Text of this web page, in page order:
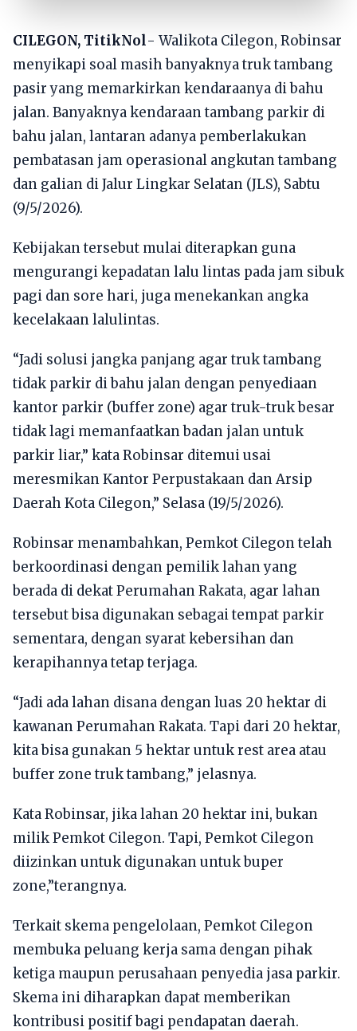
CILEGON, TitikNol- Walikota Cilegon, Robinsar
menyikapi soal masih banyaknya truk tambang
pasir yang memarkirkan kendaraanya di bahu
jalan. Banyaknya kendaraan tambang parkir di
bahu jalan, lantaran adanya pemberlakukan
pembatasan jam operasional angkutan tambang
dan galian di Jalur Lingkar Selatan (JLS), Sabtu
(9/5/2026).
Kebijakan tersebut mulai diterapkan guna
mengurangi kepadatan lalu lintas pada jam sibuk
pagi dan sore hari, juga menekankan angka
kecelakaan lalulintas.
“Jadi solusi jangka panjang agar truk tambang
tidak parkir di bahu jalan dengan penyediaan
kantor parkir (buffer zone) agar truk-truk besar
tidak lagi memanfaatkan badan jalan untuk
parkir liar,” kata Robinsar ditemui usai
meresmikan Kantor Perpustakaan dan Arsip
Daerah Kota Cilegon,” Selasa (19/5/2026).
Robinsar menambahkan, Pemkot Cilegon telah
berkoordinasi dengan pemilik lahan yang
berada di dekat Perumahan Rakata, agar lahan
tersebut bisa digunakan sebagai tempat parkir
sementara, dengan syarat kebersihan dan
kerapihannya tetap terjaga.
“Jadi ada lahan disana dengan luas 20 hektar di
kawanan Perumahan Rakata. Tapi dari 20 hektar,
kita bisa gunakan 5 hektar untuk rest area atau
buffer zone truk tambang,” jelasnya.
Kata Robinsar, jika lahan 20 hektar ini, bukan
milik Pemkot Cilegon. Tapi, Pemkot Cilegon
diizinkan untuk digunakan untuk buper
zone,”terangnya.
Terkait skema pengelolaan, Pemkot Cilegon
membuka peluang kerja sama dengan pihak
ketiga maupun perusahaan penyedia jasa parkir.
Skema ini diharapkan dapat memberikan
kontribusi positif bagi pendapatan daerah.